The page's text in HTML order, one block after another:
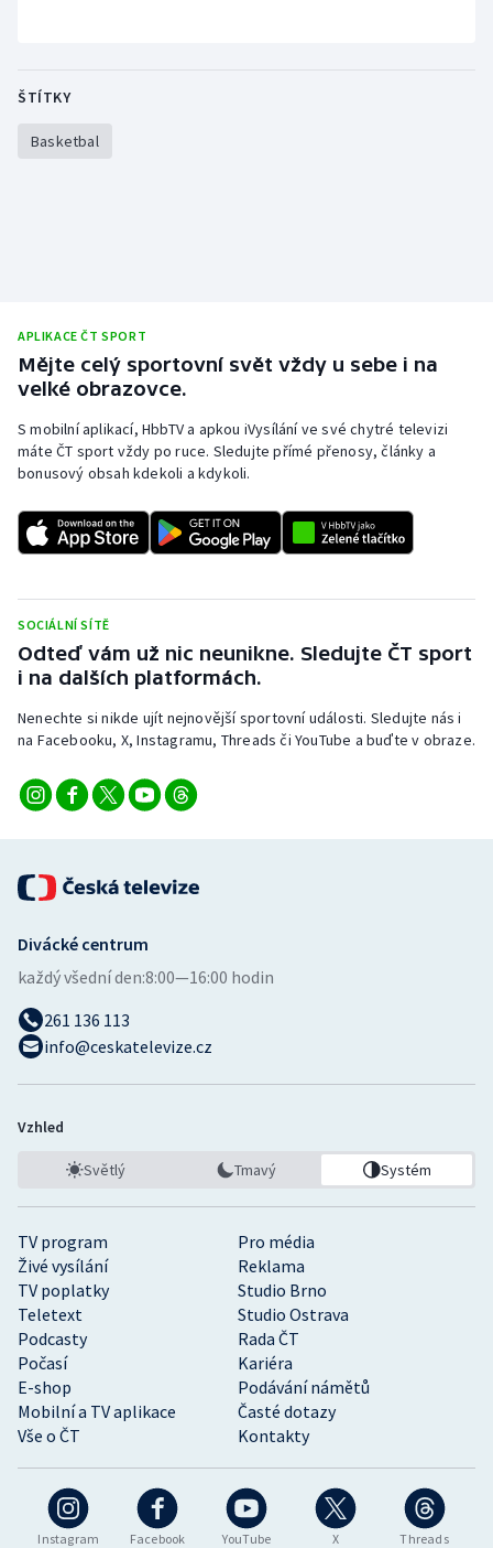
Triatlon
Ostatní
ŠTÍTKY
Basketbal
APLIKACE ČT SPORT
Mějte celý sportovní svět vždy u sebe i na
velké obrazovce.
S mobilní aplikací, HbbTV a apkou iVysílání ve své chytré televizi
máte ČT sport vždy po ruce. Sledujte přímé přenosy, články a
bonusový obsah kdekoli a kdykoli.
SOCIÁLNÍ SÍTĚ
Odteď vám už nic neunikne. Sledujte ČT sport
i na dalších platformách.
Nenechte si nikde ujít nejnovější sportovní události. Sledujte nás i
na Facebooku, X, Instagramu, Threads či YouTube a buďte v obraze.
Instagram Facebook YouTube X Threads
TV program
Pro média
Živé vysílání
Reklama
TV poplatky
Studio Brno
Teletext
Studio Ostrava
Podcasty
Rada ČT
Počasí
Kariéra
E-shop
Podávání námětů
Mobilní a TV aplikace
Časté dotazy
Vše o ČT
Kontakty
Divácké centrum
každý všední den:8:00—16:00 hodin
261 136 113
info@ceskatelevize.cz
Vzhled
Světlý Tmavý Systém